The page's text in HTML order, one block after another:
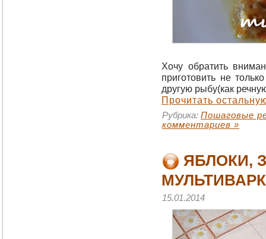
Хочу обратить
приготовить не
другую рыбу(как
Прочитать
Рубрика: Пошаговые
комментариев »
ЯБЛОКИ,
15.01.2014